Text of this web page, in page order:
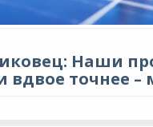
Наши
вдвое точнее –